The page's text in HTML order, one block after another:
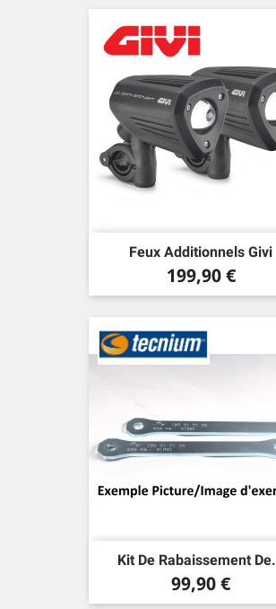
Feux Additionnels Givi
Prix
199,90 €
Kit De Rabaissement
Prix
99,90 €